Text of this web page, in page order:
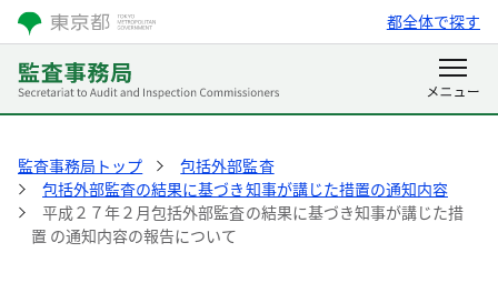
都全体で探す
監査事務局トップ
包括外部監査
包括外部監査の結果に基づき知事が講じた措置の通知内容
平成２７年２月包括外部監査の結果に基づき知事が講じた措
置 の通知内容の報告について